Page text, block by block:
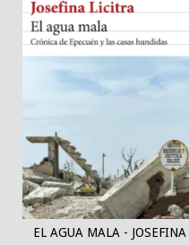
EL AGUA MALA - JOSEFINA